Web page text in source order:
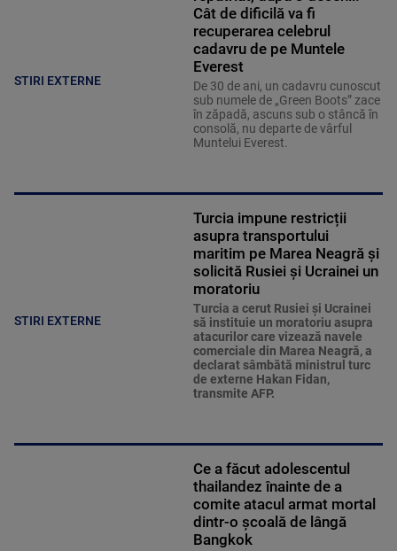
STIRI EXTERNE
Cât de dificilă va fi
recuperarea celebrul
cadavru de pe Muntele
Everest
De 30 de ani, un cadavru cunoscut
sub numele de „Green Boots” zace
în zăpadă, ascuns sub o stâncă în
consolă, nu departe de vârful
Muntelui Everest.
STIRI EXTERNE
Turcia impune restricții
asupra transportului
maritim pe Marea Neagră și
solicită Rusiei și Ucrainei un
moratoriu
Turcia a cerut Rusiei și Ucrainei
să instituie un moratoriu asupra
atacurilor care vizează navele
comerciale din Marea Neagră, a
declarat sâmbătă ministrul turc
de externe Hakan Fidan,
transmite AFP.
Ce a făcut adolescentul
thailandez înainte de a
comite atacul armat mortal
dintr-o școală de lângă
Bangkok